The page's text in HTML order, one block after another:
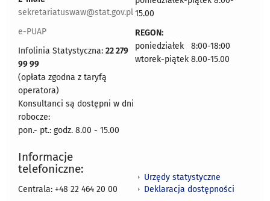
sekretariatuswaw@stat.gov.pl
e-PUAP
Infolinia Statystyczna: 22 279
99 99
(opłata zgodna z taryfą
operatora)
Konsultanci są dostępni w dni
robocze:
pon.- pt.: godz. 8.00 - 15.00
15.00
REGON:
poniedziałek 8:00-18:00
wtorek-piątek 8.00-15.00
Informacje
telefoniczne:
Centrala: +48 22 464 20 00
Urzędy statystyczne
Deklaracja dostępności